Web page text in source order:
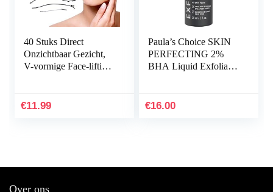
40 Stuks Direct
Onzichtbaar Gezicht,
V-vormige Face-lifting
en Oogliftset voor
€11.99
Paula’s Choice SKIN
PERFECTING 2%
BHA Liquid Exfoliant
Puistjes, Grove…
€16.00
Over ons